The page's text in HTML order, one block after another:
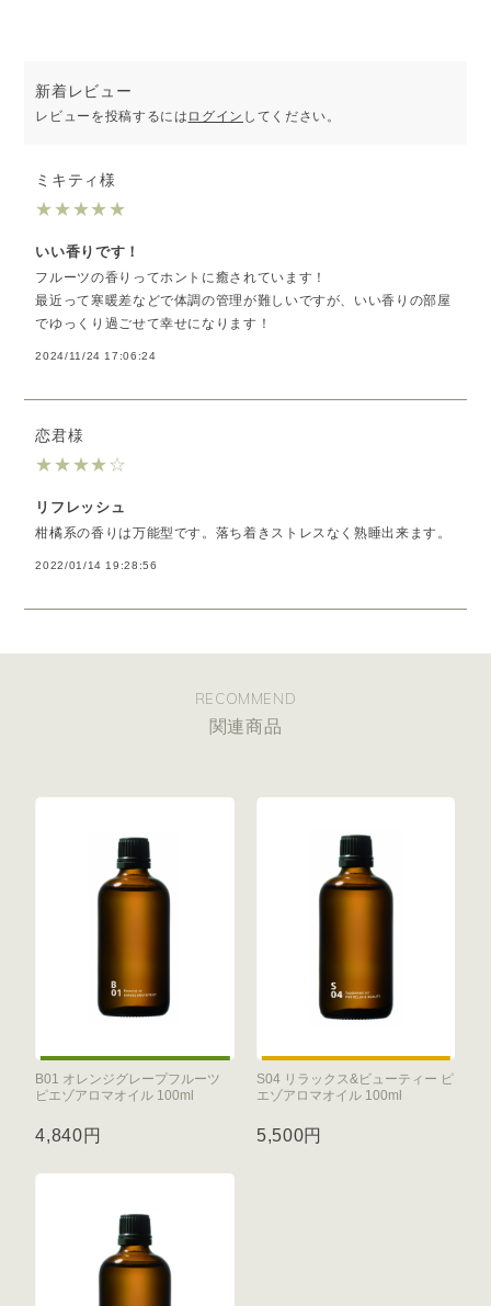
新着レビュー
レビューを投稿するには ログイン してください。
ミキティ様
★★★★★
いい香りです！
フルーツの香りってホントに癒されています！
最近って寒暖差などで体調の管理が難しいですが、いい香りの部屋
でゆっくり過ごせて幸せになります！
2024/11/24 17:06:24
恋君様
★★★★☆
リフレッシュ
柑橘系の香りは万能型です。落ち着きストレスなく熟睡出来ます。
2022/01/14 19:28:56
RECOMMEND
関連商品
B01 オレンジグレープフルーツ
ピエゾアロマオイル 100ml
4,840円
S04 リラックス&ビューティー ピ
エゾアロマオイル 100ml
5,500円